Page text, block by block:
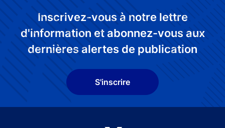
Inscrivez-vous à notre lettre
d'information et abonnez-vous aux
dernières alertes de publication
S'inscrire